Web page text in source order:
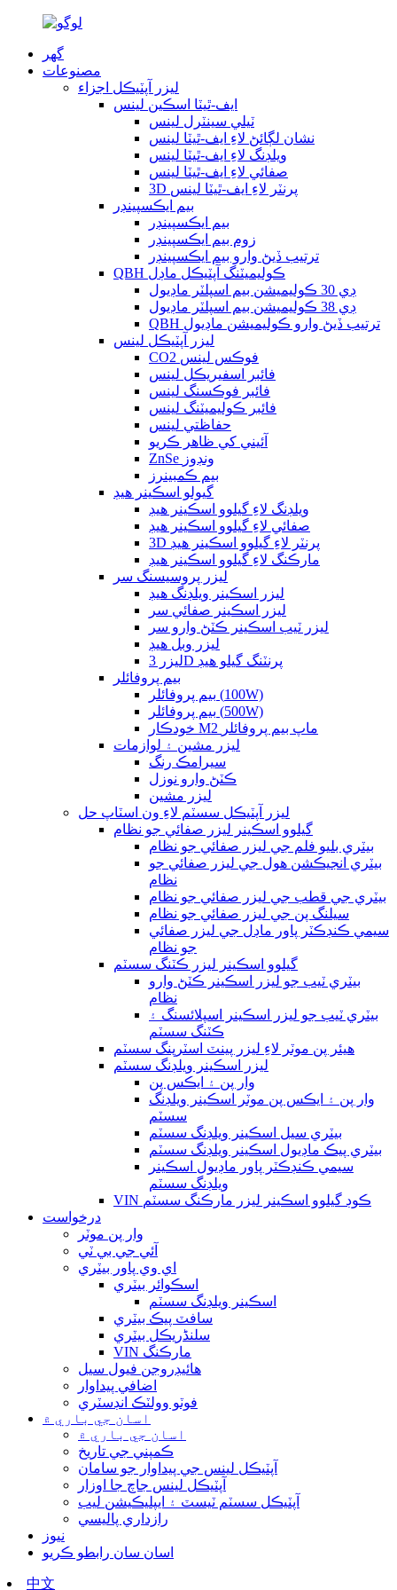
گھر
مصنوعات
ليزر آپٽيڪل اجزاء
ايف-ٿيٽا اسڪين لينس
ٽيلي سينٽرل لينس
نشان لڳائڻ لاءِ ايف-ٿيٽا لينس
ويلڊنگ لاءِ ايف-ٿيٽا لينس
صفائي لاءِ ايف-ٿيٽا لينس
3D پرنٽر لاءِ ايف-ٿيٽا لينس
بيم ايڪسپينڊر
بيم ايڪسپينڊر
زوم بيم ايڪسپينڊر
ترتيب ڏيڻ وارو بيم ايڪسپينڊر
QBH ڪوليميٽنگ آپٽيڪل ماڊل
ڊي 30 ڪوليميشن بيم اسپلٽر ماڊيول
ڊي 38 ڪوليميشن بيم اسپلٽر ماڊيول
QBH ترتيب ڏيڻ وارو ڪوليميشن ماڊيول
ليزر آپٽيڪل لينس
CO2 فوڪس لينس
فائبر اسفيريڪل لينس
فائبر فوڪسنگ لينس
فائبر ڪوليميٽنگ لينس
حفاظتي لينس
آئيني کي ظاهر ڪريو
ZnSe ونڊوز
بيم ڪمبينرز
گيولو اسڪينر هيڊ
ويلڊنگ لاءِ گيلوو اسڪينر هيڊ
صفائي لاءِ گيلوو اسڪينر هيڊ
3D پرنٽر لاءِ گيلوو اسڪينر هيڊ
مارڪنگ لاءِ گيلوو اسڪينر هيڊ
ليزر پروسيسنگ سر
ليزر اسڪينر ويلڊنگ هيڊ
ليزر اسڪينر صفائي سر
ليزر ٽيب اسڪينر ڪٽڻ وارو سر
ليزر وبل هيڊ
ليزر 3D پرنٽنگ گيلو هيڊ
بيم پروفائلر
بيم پروفائلر (100W)
بيم پروفائلر (500W)
خودڪار M2 ماپ بيم پروفائلر
ليزر مشين ۽ لوازمات
سيرامڪ رنگ
ڪٽڻ وارو نوزل
ليزر مشين
ليزر آپٽيڪل سسٽم لاءِ ون اسٽاپ حل
گيلوو اسڪينر ليزر صفائي جو نظام
بيٽري بليو فلم جي ليزر صفائي جو نظام
بيٽري انجيڪشن هول جي ليزر صفائي جو
نظام
بيٽري جي قطب جي ليزر صفائي جو نظام
سيلنگ پن جي ليزر صفائي جو نظام
سيمي ڪنڊڪٽر پاور ماڊل جي ليزر صفائي
جو نظام
گيلوو اسڪينر ليزر ڪٽنگ سسٽم
بيٽري ٽيب جو ليزر اسڪينر ڪٽڻ وارو
نظام
بيٽري ٽيب جو ليزر اسڪينر اسپلائسنگ ۽
ڪٽنگ سسٽم
هيئر پن موٽر لاءِ ليزر پينٽ اسٽرپنگ سسٽم
ليزر اسڪينر ويلڊنگ سسٽم
وار پن ۽ ايڪس پن
وار پن ۽ ايڪس پن موٽر اسڪينر ويلڊنگ
سسٽم
بيٽري سيل اسڪينر ويلڊنگ سسٽم
بيٽري پيڪ ماڊيول اسڪينر ويلڊنگ سسٽم
سيمي ڪنڊڪٽر پاور ماڊيول اسڪينر
ويلڊنگ سسٽم
VIN ڪوڊ گيلوو اسڪينر ليزر مارڪنگ سسٽم
درخواست
وار پن موٽر
آئي جي بي ٽي
اي وي پاور بيٽري
اسڪوائر بيٽري
اسڪينر ويلڊنگ سسٽم
سافٽ پيڪ بيٽري
سلنڈريڪل بيٽري
VIN مارڪنگ
هائيڊروجن فيول سيل
اضافي پيداوار
فوٽو وولٽڪ انڊسٽري
اسان جي باري ۾
اسان جي باري ۾
ڪمپني جي تاريخ
آپٽيڪل لينس جي پيداوار جو سامان
آپٽيڪل لينس جاچ جا اوزار
آپٽيڪل سسٽم ٽيسٽ ۽ ايپليڪيشن ليب
رازداري پاليسي
نيوز
اسان سان رابطو ڪريو
中文